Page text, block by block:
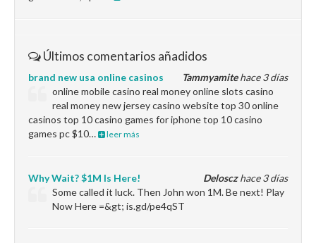
Últimos comentarios añadidos
Tammyamitehace 3 días
brand new usa online casinos
online mobile casino real money online slots casino
real money new jersey casino website top 30 online
casinos top 10 casino games for iphone top 10 casino
games pc $10…
leer más
Delosczhace 3 días
Why Wait? $1M Is Here!
Some called it luck. Then John won 1M. Be next! Play
Now Here =&gt; is.gd/pe4qST